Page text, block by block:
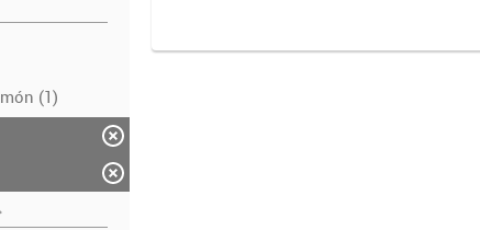
(1)